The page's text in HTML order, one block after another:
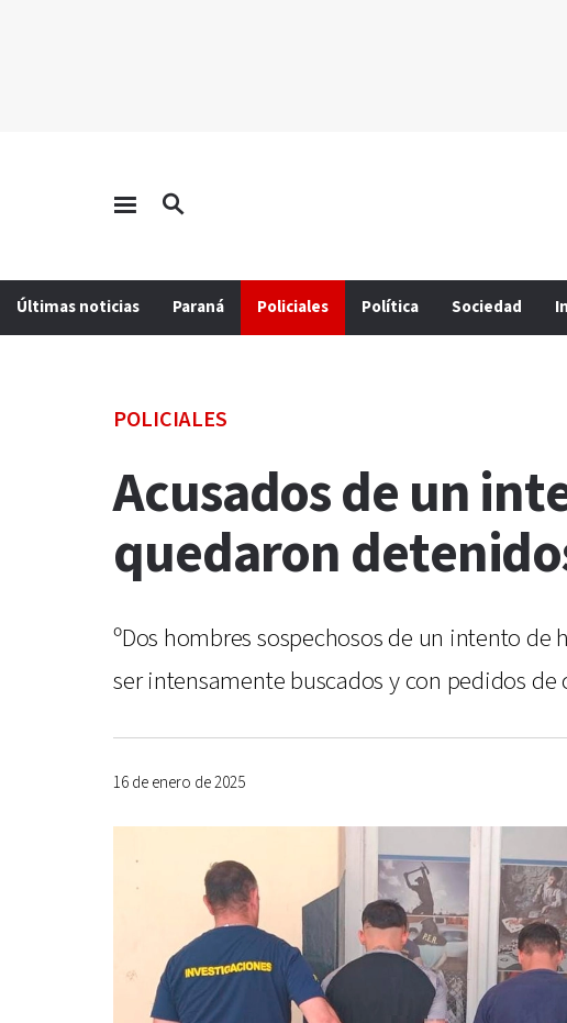
Últimas noticias Paraná Policiales Política Sociedad
POLICIALES
Acusados de un
quedaron
ºDos hombres sospechosos de un intento
ser intensamente buscados y con pedidos de
16 de enero de 2025